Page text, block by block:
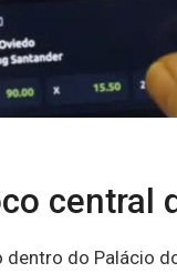
central
do Palácio